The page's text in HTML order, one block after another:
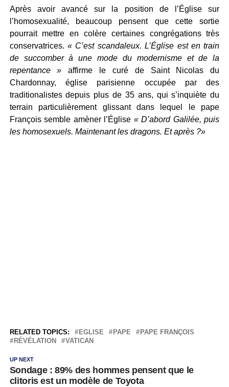
Après avoir avancé sur la position de l’Église sur
l’homosexualité, beaucoup pensent que cette sortie
pourrait mettre en colère certaines congrégations très
conservatrices.« C’est scandaleux. L’Église est en train
de succomber à une mode du modernisme et de la
repentance » affirme le curé de Saint Nicolas du
Chardonnay, église parisienne occupée par des
traditionalistes depuis plus de 35 ans, qui s’inquiète du
terrain particulièrement glissant dans lequel le pape
François semble amèner l’Église « D’abord Galilée, puis
les homosexuels. Maintenant les dragons. Et après ?»
RELATED TOPICS: EGLISE PAPE
PAPE FRANÇOIS
RÉVÉLATION
VATICAN
UP NEXT
Sondage : 89% des hommes pensent que le
clitoris est un modèle de Toyota